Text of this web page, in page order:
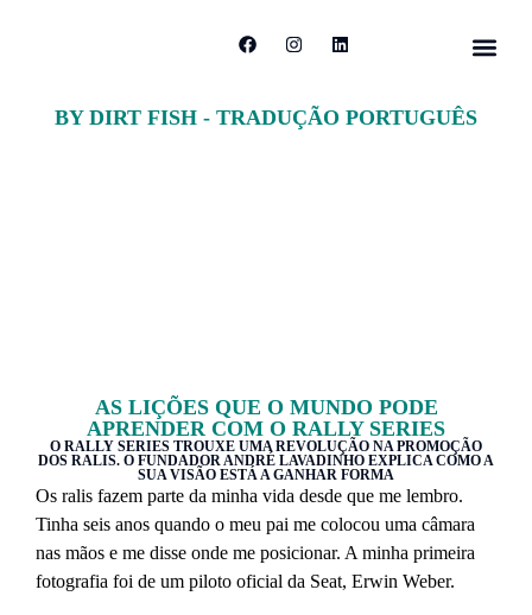
BY DIRT FISH - TRADUÇÃO PORTUGUÊS
AS LIÇÕES QUE O MUNDO PODE
APRENDER COM O RALLY SERIES
O RALLY SERIES TROUXE UMA REVOLUÇÃO NA PROMOÇÃO
DOS RALIS. O FUNDADOR ANDRÉ LAVADINHO EXPLICA COMO A
SUA VISÃO ESTÁ A GANHAR FORMA
Os ralis fazem parte da minha vida desde que me lembro.
Tinha seis anos quando o meu pai me colocou uma câmara
nas mãos e me disse onde me posicionar. A minha primeira
fotografia foi de um piloto oficial da Seat, Erwin Weber.